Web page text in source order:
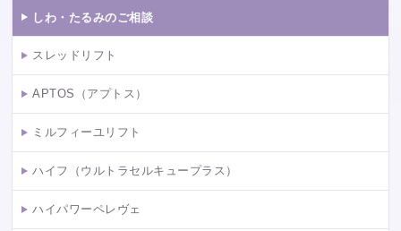
しわ・たるみのご相談
スレッドリフト
APTOS（アプトス）
ミルフィーユリフト
ハイフ（ウルトラセルキュープラス）
ハイパワーペレヴェ